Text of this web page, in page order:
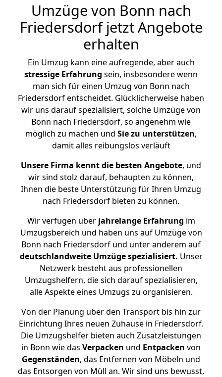
Umzüge von Bonn nach
Friedersdorf jetzt Angebote
erhalten
Ein Umzug kann eine aufregende, aber auch
stressige Erfahrung sein, insbesondere wenn
man sich für einen Umzug von Bonn nach
Friedersdorf entscheidet. Glücklicherweise haben
wir uns darauf spezialisiert, solche Umzüge von
Bonn nach Friedersdorf, so angenehm wie
möglich zu machen und Sie zu unterstützen,
damit alles reibungslos verläuft
Unsere Firma kennt die besten Angebote, und
wir sind stolz darauf, behaupten zu können,
Ihnen die beste Unterstützung für Ihren Umzug
nach Friedersdorf bieten zu können.
Wir verfügen überjahrelange Erfahrung im
Umzugsbereich und haben uns auf Umzüge von
Bonn nach Friedersdorf und unter anderem auf
deutschlandweite Umzüge spezialisiert. Unser
Netzwerk besteht aus professionellen
Umzugshelfern, die sich darauf spezialisieren,
alle Aspekte eines Umzugs zu organisieren.
Von der Planung über den Transport bis hin zur
Einrichtung Ihres neuen Zuhause in Friedersdorf.
Die Umzugshelfer bieten auch Zusatzleistungen
in Bonn wie das Verpacken und Entpacken von
Gegenständen, das Entfernen von Möbeln und
das Entsorgen von Müll an. Wir sind uns bewusst,